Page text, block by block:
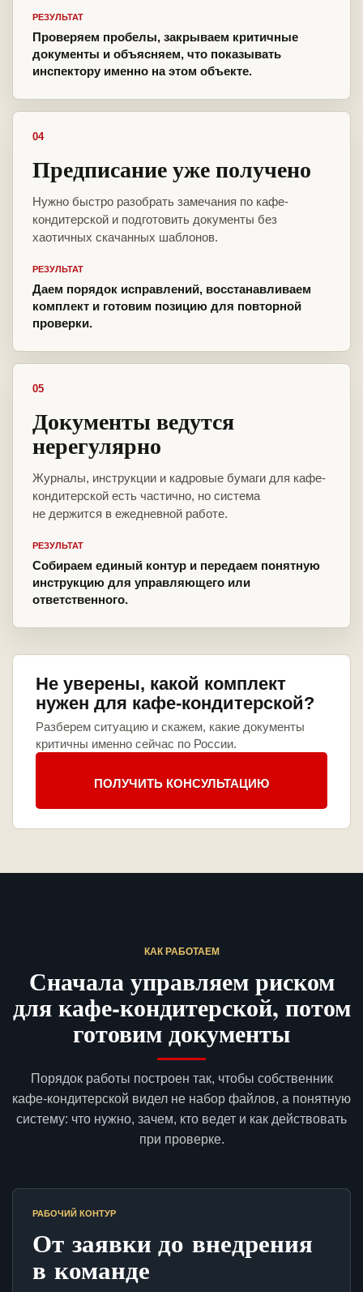
РЕЗУЛЬТАТ
Проверяем пробелы, закрываем критичные
документы и объясняем, что показывать
инспектору именно на этом объекте.
04
Предписание уже получено
Нужно быстро разобрать замечания по кафе-
кондитерской и подготовить документы без
хаотичных скачанных шаблонов.
РЕЗУЛЬТАТ
Даем порядок исправлений, восстанавливаем
комплект и готовим позицию для повторной
проверки.
05
Документы ведутся
нерегулярно
Журналы, инструкции и кадровые бумаги для кафе-
кондитерской есть частично, но система
не держится в ежедневной работе.
РЕЗУЛЬТАТ
Собираем единый контур и передаем понятную
инструкцию для управляющего или
ответственного.
Не уверены, какой комплект
нужен для кафе-кондитерской?
Разберем ситуацию и скажем, какие документы
критичны именно сейчас по России.
ПОЛУЧИТЬ КОНСУЛЬТАЦИЮ
КАК РАБОТАЕМ
Сначала управляем риском
для кафе-кондитерской, потом
готовим документы
Порядок работы построен так, чтобы собственник
кафе-кондитерской видел не набор файлов, а понятную
систему: что нужно, зачем, кто ведет и как действовать
при проверке.
РАБОЧИЙ КОНТУР
От заявки до внедрения
в команде